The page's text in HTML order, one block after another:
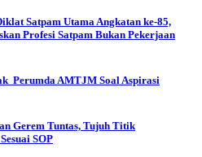
Satpam Utama Angkatan ke-85,
Profesi Satpam Bukan Pekerjaan
Perumda AMTJM Soal Aspirasi
Gerem Tuntas, Tujuh Titik
SOP